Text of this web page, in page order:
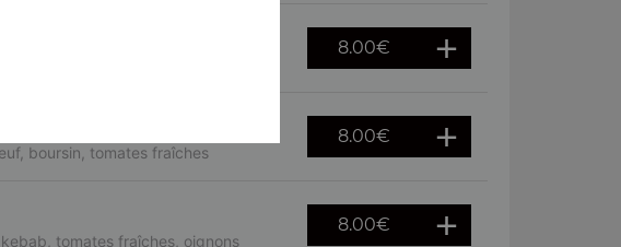
8.00€
boursin, tomates fraîches
8.00€
tomates fraîches, oignons
8.00€